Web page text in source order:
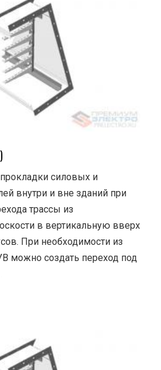
силовых и
внутри и вне зданий при
трассы из
в вертикальную вверх
При необходимости из
можно создать переход под